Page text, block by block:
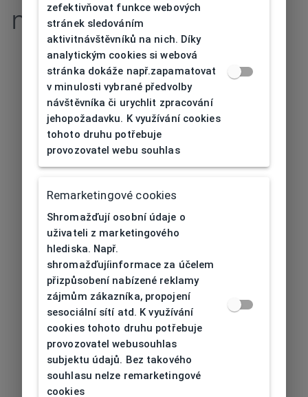
nenalezena
zefektivňovat funkce webových
stránek sledováním
aktivitnávštěvníků na nich. Díky
analytickým cookies si webová
stránka dokáže např.zapamatovat
v minulosti vybrané předvolby
návštěvníka či urychlit zpracování
jehopožadavku. K využívání cookies
tohoto druhu potřebuje
provozovatel webu souhlas
Remarketingové cookies
Shromažďují osobní údaje o
uživateli z marketingového
hlediska. Např.
shromažďujíinformace za účelem
přizpůsobení nabízené reklamy
zájmům zákazníka, propojení
sesociální sítí atd. K využívání
cookies tohoto druhu potřebuje
provozovatel webusouhlas
subjektu údajů. Bez takového
souhlasu nelze remarketingové
cookies